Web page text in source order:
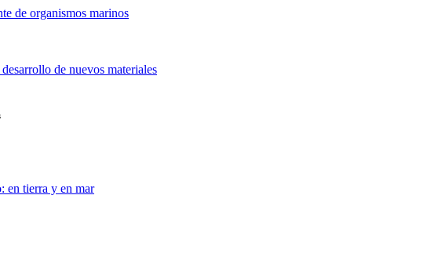
de organismos marinos
de nuevos materiales
en tierra y en mar